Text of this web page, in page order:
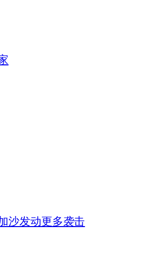
沙发动更多袭击